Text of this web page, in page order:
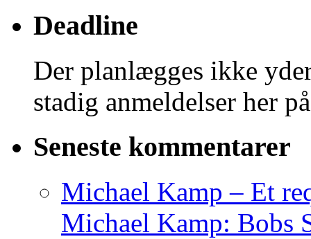
Deadline
Der planlægges ikke
stadig anmeldelser her
Seneste kommentarer
Michael Kamp – Et
Michael Kamp: Bobs